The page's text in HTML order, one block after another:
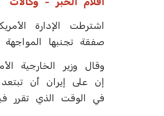
اشترطت الإدارة
صفقة تجنبها المواجهة
وقال وزير الخارجية
إن على إيران أن
في الوقت الذي تقرر